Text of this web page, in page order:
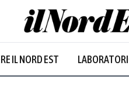
IL NORD EST